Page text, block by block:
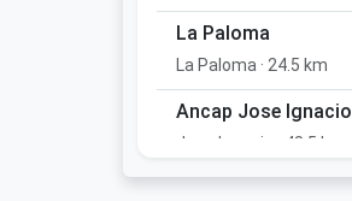
La Paloma
La Paloma · 24.5 km
Ancap Jose Ignacio
Jose Ignacio · 48.5 km